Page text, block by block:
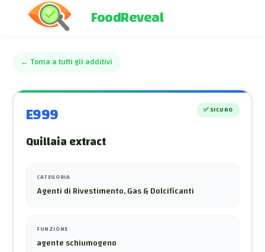
FoodReveal
← Torna a tutti gli additivi
E999 ✅SICURO
Quillaia extract
CATEGORIA
Agenti di Rivestimento, Gas & Dolcificanti
FUNZIONE
agente schiumogeno